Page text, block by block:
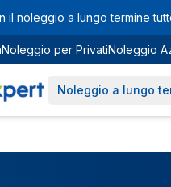
il noleggio a lungo termine
Noleggio per PrivatiNoleggio
Noleggio a lungo